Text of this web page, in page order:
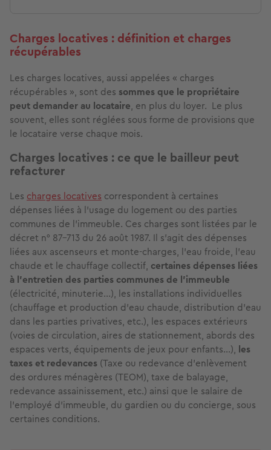
Charges locatives : définition et charges
récupérables
Les charges locatives, aussi appelées « charges
récupérables », sont des sommes que le propriétaire
peut demander au locataire, en plus du loyer. Le plus
souvent, elles sont réglées sous forme de provisions que
le locataire verse chaque mois.
Charges locatives : ce que le bailleur peut
refacturer
Les charges locatives correspondent à certaines
dépenses liées à l’usage du logement ou des parties
communes de l’immeuble. Ces charges sont listées par le
décret n° 87-713 du 26 août 1987. Il s’agit des dépenses
liées aux ascenseurs et monte-charges, l’eau froide, l’eau
chaude et le chauffage collectif, certaines dépenses liées
à l’entretien des parties communes de l'immeuble
(électricité, minuterie…), les installations individuelles
(chauffage et production d'eau chaude, distribution d'eau
dans les parties privatives, etc.), les espaces extérieurs
(voies de circulation, aires de stationnement, abords des
espaces verts, équipements de jeux pour enfants…), les
taxes et redevances (Taxe ou redevance d'enlèvement
des ordures ménagères (TEOM), taxe de balayage,
redevance assainissement, etc.) ainsi que le salaire de
l’employé d'immeuble, du gardien ou du concierge, sous
certaines conditions.